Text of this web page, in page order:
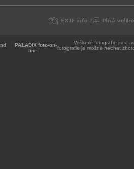
PALADIX foto-on-
line
Veškeré fotografie jsou
fotografie je možné nechat